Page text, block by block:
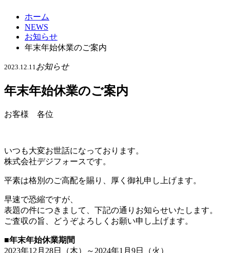
ホーム
NEWS
お知らせ
年末年始休業のご案内
2023.12.11 お知らせ
年末年始休業のご案内
お客様 各位
いつも大変お世話になっております。
株式会社デジフォースです。
平素は格別のご高配を賜り、厚く御礼申し上げます。
早速で恐縮ですが、
表題の件につきまして、下記の通りお知らせいたします。
ご査収の旨、どうぞよろしくお願い申し上げます。
■年末年始休業期間
2023年12月28日（木）～2024年1月9日（火）